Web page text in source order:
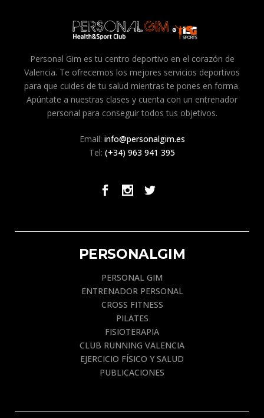
Personal Gim es tu centro deportivo en el corazón de
Valencia. Te ofrecemos los mejores servicios deportivos
para que cuides de tu salud mientras te pones en forma.
Apúntate a nuestras clases y cuenta con un entrenador
personal para conseguir todos tus objetivos.
Email: info@personalgim.es
Tel: (+34) 963 941 395
PERSONALGIM
PERSONAL GIM
ENTRENADOR PERSONAL
CROSS FITNESS
PILATES
FISIOTERAPIA
CLUB RUNNING VALENCIA
EJERCICIO FÍSICO Y SALUD
PUBLICACIONES